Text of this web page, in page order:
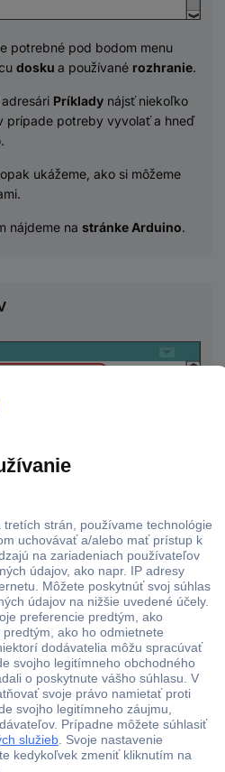
potrebné pod bodom menu
dosku a používané rozhranie.
Príklady nájsť niekoľko
prípade potreby vyvolať a hneď
ukážeme, ako si môžeme
nájdeme na stránke Arduino.
koľko LED má byť riadených
sa majú na riadenie LED
prípojky 2–11.
z dvoch kľúčových funkcií,
aloop.